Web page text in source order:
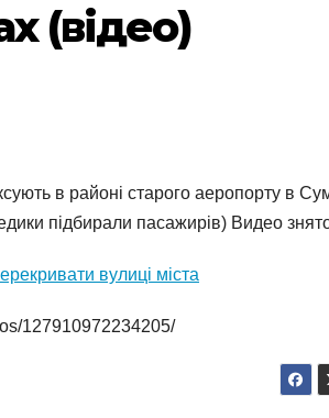
(відео)
в районі старого аеропорту в
підбирали пасажирів) Видео
вулиці міста
127910972234205/